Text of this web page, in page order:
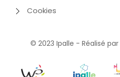
Cookies
© 2023 Ipalle - Réalisé par